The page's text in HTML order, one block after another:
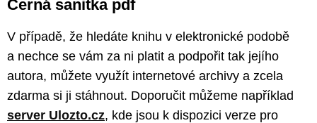
Černá sanitka pdf
V případě, že hledáte knihu v elektronické podobě
a nechce se vám za ni platit a podpořit tak jejího
autora, můžete využít internetové archivy a zcela
zdarma si ji stáhnout. Doporučit můžeme například
server Ulozto.cz, kde jsou k dispozici verze pro